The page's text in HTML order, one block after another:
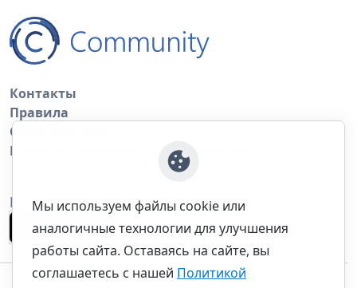
Контакты
Правила
Обратная связь
Правила копирования материалов
Приложение
Мы используем файлы cookie или
аналогичные технологии для улучшения
работы сайта. Оставаясь на сайте, вы
соглашаетесь с нашей Политикой